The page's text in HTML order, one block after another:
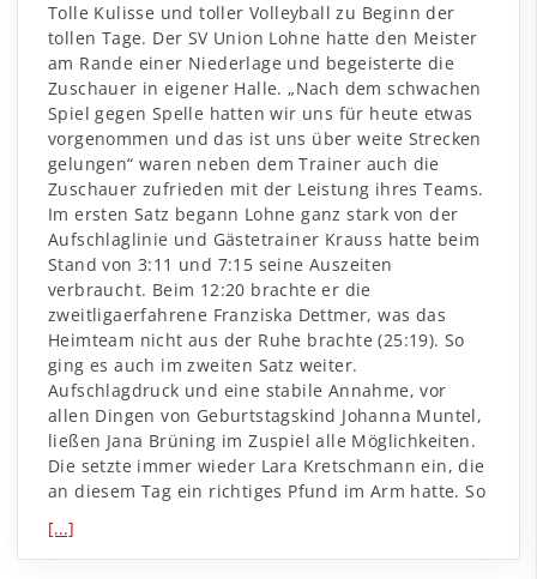
Tolle Kulisse und toller Volleyball zu Beginn der
tollen Tage. Der SV Union Lohne hatte den Meister
am Rande einer Niederlage und begeisterte die
Zuschauer in eigener Halle. „Nach dem schwachen
Spiel gegen Spelle hatten wir uns für heute etwas
vorgenommen und das ist uns über weite Strecken
gelungen“ waren neben dem Trainer auch die
Zuschauer zufrieden mit der Leistung ihres Teams.
Im ersten Satz begann Lohne ganz stark von der
Aufschlaglinie und Gästetrainer Krauss hatte beim
Stand von 3:11 und 7:15 seine Auszeiten
verbraucht. Beim 12:20 brachte er die
zweitligaerfahrene Franziska Dettmer, was das
Heimteam nicht aus der Ruhe brachte (25:19). So
ging es auch im zweiten Satz weiter.
Aufschlagdruck und eine stabile Annahme, vor
allen Dingen von Geburtstagskind Johanna Muntel,
ließen Jana Brüning im Zuspiel alle Möglichkeiten.
Die setzte immer wieder Lara Kretschmann ein, die
an diesem Tag ein richtiges Pfund im Arm hatte. So
[...]